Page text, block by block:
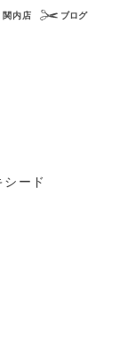
関内店 ブログ
ード